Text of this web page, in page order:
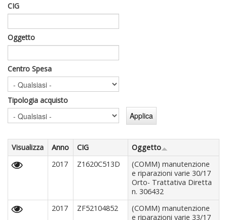
CIG
Oggetto
Centro Spesa
Tipologia acquisto
Visualizza Anno CIG
Oggetto
2017
Z1620C513D
(COMM) manutenzione
e riparazioni varie 30/17
Orto- Trattativa Diretta
n. 306432
2017
ZF52104852
(COMM) manutenzione
e riparazioni varie 33/17